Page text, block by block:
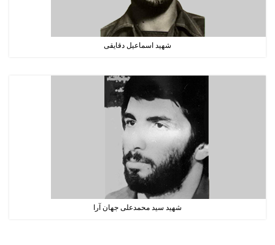
شهید اسماعیل دقایقی
شهید سید محمدعلی جهان آرا